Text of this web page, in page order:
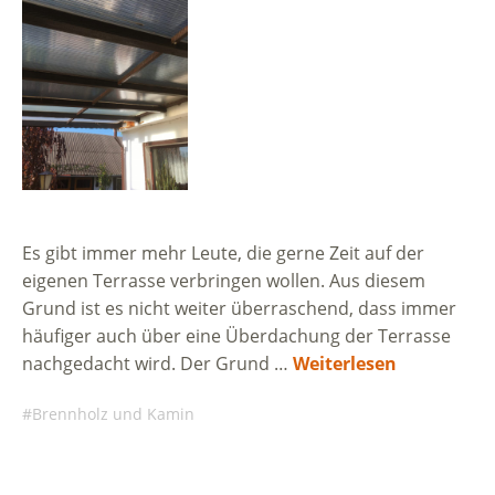
Es gibt immer mehr Leute, die gerne Zeit auf der
eigenen Terrasse verbringen wollen. Aus diesem
Grund ist es nicht weiter überraschend, dass immer
häufiger auch über eine Überdachung der Terrasse
nachgedacht wird. Der Grund … Weiterlesen
Brennholz und Kamin